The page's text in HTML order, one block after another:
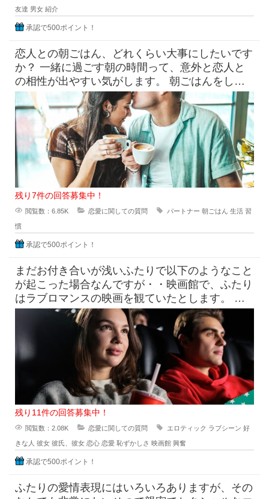
友達 男女 紹介
承認で500ポイント！
恋人との朝ごはん、どれくらい大事にしたいです
か？ 一緒に過ごす朝の時間って、意外と恋人と
の相性が出やすい気がします。 朝ごはんをしっ
かり食べたい派と、ギリギ
残り7件の回答募集中！
閲覧数：6.85K 恋愛に関しての質問 パートナー 朝ごはん 生活 習
慣
承認で500ポイント！
まだお付き合いが浅いふたりで以下のようなこと
が起こった場合なんですが・・映画館で、ふたり
はラブロマンスの映画を観ていたとします。 上
映中には思ったいじょうに激
残り11件の回答募集中！
閲覧数：2.08K 恋愛に関しての質問 エロティック ラブシーン 好
きな人 彼女 彼氏、彼女 恋心 恋愛 恥ずかしさ 映画館 興奮
承認で500ポイント！
ふたりの愛情表現にはいろいろありますが、その